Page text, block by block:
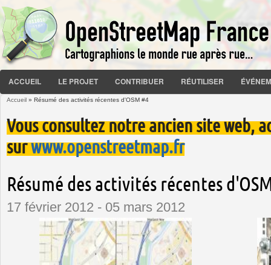
ACCUEIL LE PROJET CONTRIBUER RÉUTILISER
Accueil » Résumé des activités récentes d'OSM #4
Vous consultez notre ancien site web,
surwww.openstreetmap.fr
Résumé des activités récentes
17 février 2012 - 05 mars 2012